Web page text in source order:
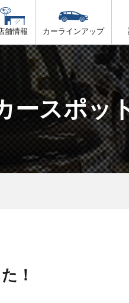
舗情報
但馬
播磨
阪神方面
カーラインアップ
車検（法定24か
法定 12ヶ月 点検
6ヶ月ごとの セ
車検 3ヶ月前 無
ースポッ
！